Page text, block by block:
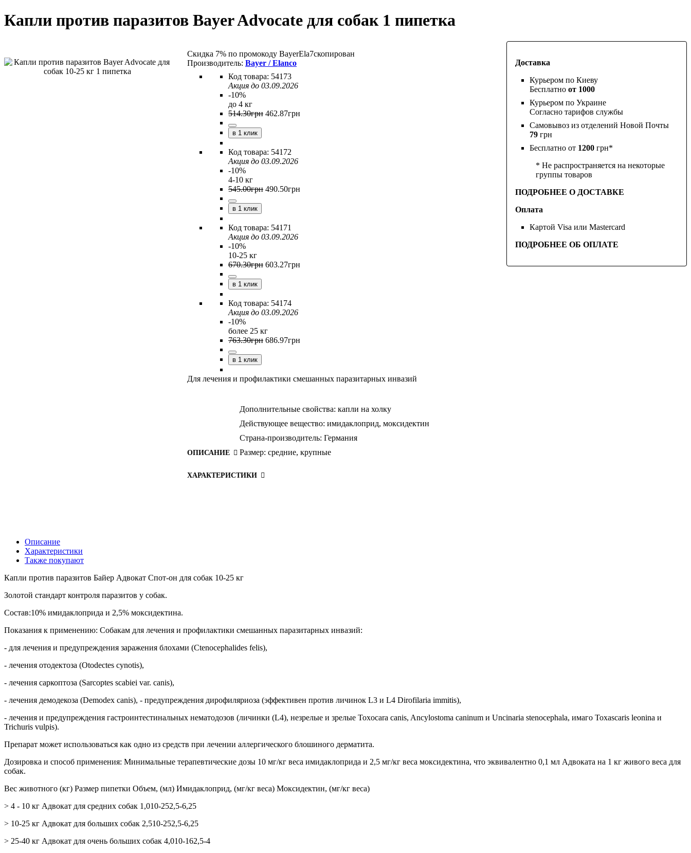
Капли против паразитов Bayer Advocate для собак 1 пипетка
Доставка
Курьером по Киеву
Бесплатно от 1000
Курьером по Украине
Согласно тарифов службы
Самовывоз из отделений Новой Почты
79 грн
Бесплатно от 1200 грн*
* Не распространяется на некоторые
группы товаров
ПОДРОБНЕЕ О ДОСТАВКЕ
Оплата
Картой Visa или Mastercard
ПОДРОБНЕЕ ОБ ОПЛАТЕ
Скидка 7% по промокоду BayerEla7скопирован
Bayer / Elanco
54173
Акция до 03.09.2026
-10%
до 4 кг
514.30грн 462.87грн
в 1 клик
54172
Акция до 03.09.2026
-10%
4-10 кг
545.00грн 490.50грн
в 1 клик
54171
Акция до 03.09.2026
-10%
10-25 кг
670.30грн 603.27грн
в 1 клик
54174
Акция до 03.09.2026
-10%
более 25 кг
763.30грн 686.97грн
в 1 клик
Для лечения и профилактики смешанных паразитарных инвазий
ОПИСАНИЕ
Дополнительные свойства: капли на холку
Действующее вещество: имидаклоприд, моксидектин
Страна-производитель: Германия
Размер: средние, крупные
ХАРАКТЕРИСТИКИ
Описание
Характеристики
Также покупают
Капли против паразитов Байер Адвокат Спот-он для собак 10-25 кг
Золотой стандарт контроля паразитов у собак.
Состав:10% имидаклоприда и 2,5% моксидектина.
Показания к применению: Собакам для лечения и профилактики смешанных паразитарных инвазий:
- для лечения и предупреждения заражения блохами (Ctenocephalides felis),
- лечения отодектоза (Otodectes cynotis),
- лечения саркоптоза (Sarcoptes scabiei var. canis),
- лечения демодекоза (Demodex canis), - предупреждения дирофиляриоза (эффективен против личинок L3 и L4 Dirofilaria immitis),
- лечения и предупреждения гастроинтестинальных нематодозов (личинки (L4), незрелые и зрелые Toxocara canis, Ancylostoma caninum и Uncinaria stenocephala, имаго Toxascaris leonina и
Trichuris vulpis).
Препарат может использоваться как одно из средств при лечении аллергического блошиного дерматита.
Дозировка и способ применения: Минимальные терапевтические дозы 10 мг/кг веса имидаклоприда и 2,5 мг/кг веса моксидектина, что эквивалентно 0,1 мл Адвоката на 1 кг живого веса для
собак.
Вес животного (кг) Размер пипетки Объем, (мл) Имидаклоприд, (мг/кг веса) Моксидектин, (мг/кг веса)
> 4 - 10 кг Адвокат для средних собак 1,010-252,5-6,25
> 10-25 кг Адвокат для больших собак 2,510-252,5-6,25
> 25-40 кг Адвокат для очень больших собак 4,010-162,5-4